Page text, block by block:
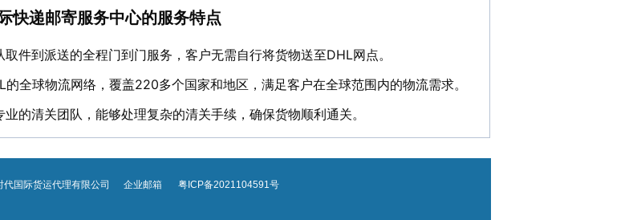
快递邮寄服务中心的服务特点
取件到派送的全程门到门服务，客户无需自行将货物送至DHL网点。
的全球物流网络，覆盖220多个国家和地区，满足客户在全球范围内的物流需求。
业的清关团队，能够处理复杂的清关手续，确保货物顺利通关。
代国际货运代理有限公司 企业邮箱 粤ICP备2021104591号